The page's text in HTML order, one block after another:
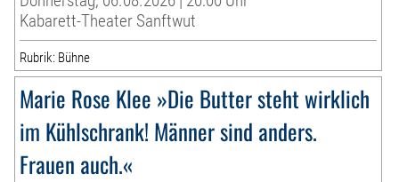
Kabarett-Theater Sanftwut
Rubrik: Bühne
Marie Rose Klee »Die Butter steht wirklich
im Kühlschrank! Männer sind anders.
Frauen auch.«